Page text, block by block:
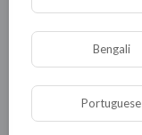
Bengali
Portuguese